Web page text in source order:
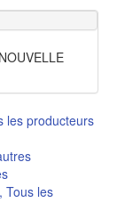
les producteurs
, Tous les